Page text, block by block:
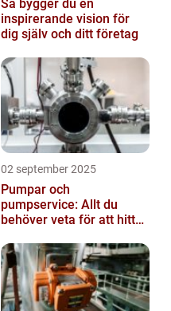
Så bygger du en
inspirerande vision för
dig själv och ditt företag
02 september 2025
Pumpar och
pumpservice: Allt du
behöver veta för att hitta